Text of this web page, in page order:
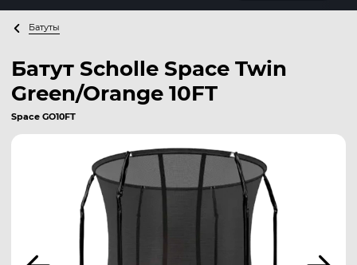
Батуты
Батут Scholle Space Twin
Green/Orange 10FT
Space GO10FT